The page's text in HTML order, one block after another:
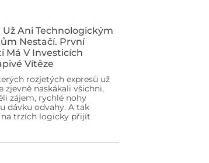
Už Ani Technologickým
Nestačí. První
Má V Investicích
Vítěze
rozjetých expresů už
zjevně naskákali všichni,
zájem, rychlé nohy
dávku odvahy. A tak
trzích logicky přijít